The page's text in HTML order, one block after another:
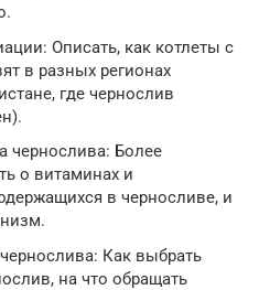
Описать, как котлеты с
в разных регионах
где чернослив
чернослива: Более
о витаминах и
в черносливе, и
Как выбрать
на что обращать